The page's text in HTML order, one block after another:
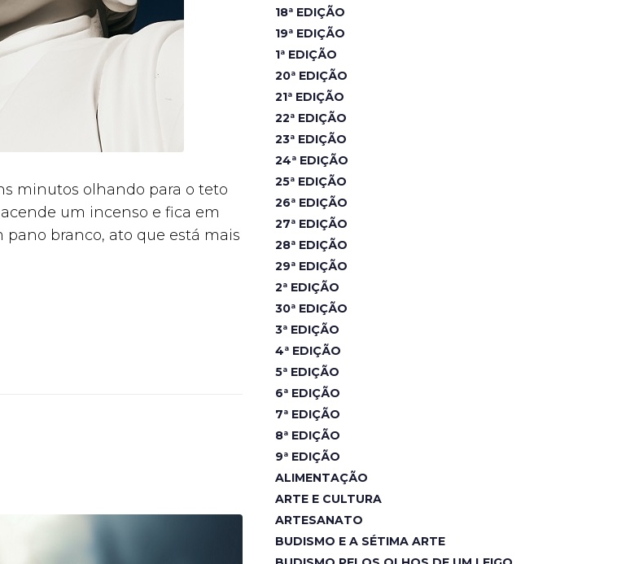
minutos olhando para o teto
um incenso e fica em
branco, ato que está mais
18ª EDIÇÃO
19ª EDIÇÃO
1ª EDIÇÃO
20ª EDIÇÃO
21ª EDIÇÃO
22ª EDIÇÃO
23ª EDIÇÃO
24ª EDIÇÃO
25ª EDIÇÃO
26ª EDIÇÃO
27ª EDIÇÃO
28ª EDIÇÃO
29ª EDIÇÃO
2ª EDIÇÃO
30ª EDIÇÃO
3ª EDIÇÃO
4ª EDIÇÃO
5ª EDIÇÃO
6ª EDIÇÃO
7ª EDIÇÃO
8ª EDIÇÃO
9ª EDIÇÃO
ALIMENTAÇÃO
ARTE E CULTURA
ARTESANATO
BUDISMO E A SÉTIMA ARTE